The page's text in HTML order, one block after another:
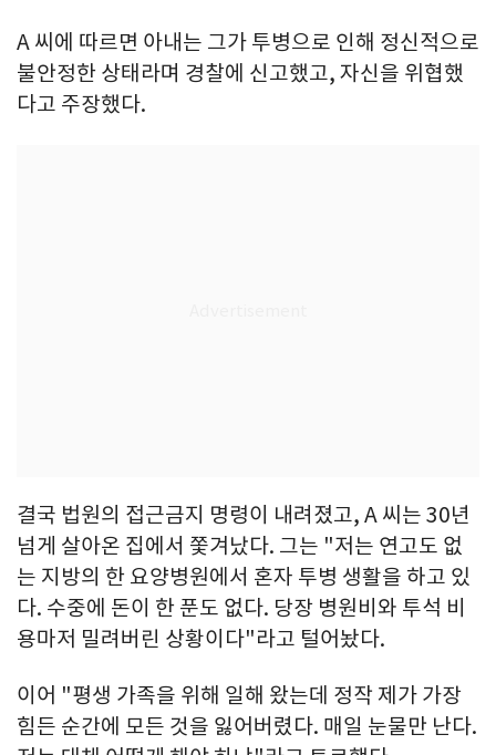
A 씨에 따르면 아내는 그가 투병으로 인해 정신적으로
불안정한 상태라며 경찰에 신고했고, 자신을 위협했
다고 주장했다.
결국 법원의 접근금지 명령이 내려졌고, A 씨는 30년
넘게 살아온 집에서 쫓겨났다. 그는 "저는 연고도 없
는 지방의 한 요양병원에서 혼자 투병 생활을 하고 있
다. 수중에 돈이 한 푼도 없다. 당장 병원비와 투석 비
용마저 밀려버린 상황이다"라고 털어놨다.
이어 "평생 가족을 위해 일해 왔는데 정작 제가 가장
힘든 순간에 모든 것을 잃어버렸다. 매일 눈물만 난다.